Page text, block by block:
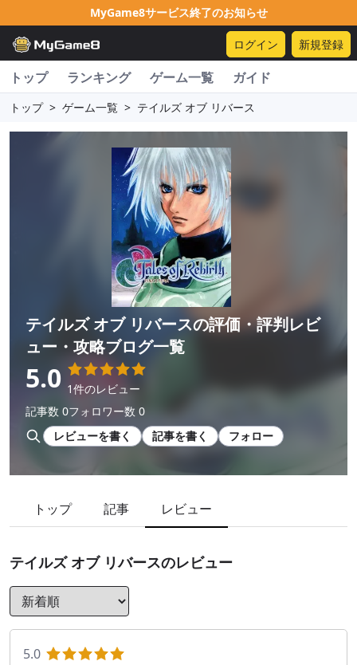
MyGame8サービス終了のお知らせ
ログイン 新規登録
トップ ランキング ゲーム一覧 ガイド
トップ > ゲーム一覧 > テイルズ オブ リバース
テイルズ オブ リバースの評価・評判レビ
ュー・攻略ブログ一覧
5.0 1件のレビュー
記事数 0フォロワー数 0
レビューを書く
記事を書く フォロー
トップ 記事 レビュー
テイルズ オブ リバースのレビュー
5.0